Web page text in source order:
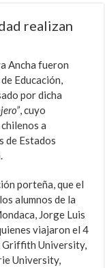
realizan
Ancha fueron
Educación,
por dicha
, cuyo
a
de Estados
porteña, que el
alumnos de la
Jorge Luis
viajaron el 4
Griffith University,
University,